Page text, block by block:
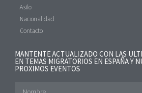
Asilo
Nacionalidad
Contacto
MANTENTE ACTUALIZADO CON LAS
EN TEMAS MIGRATORIOS EN ESPAÑA Y
PROXIMOS EVENTOS